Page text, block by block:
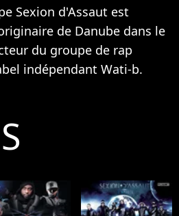
Sexion d'Assaut est
de Danube dans le
du groupe de rap
indépendant Wati-b.